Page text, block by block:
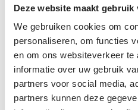
Deze website maakt gebruik
We gebruiken cookies om
personaliseren, om functies
en om ons websiteverkeer
informatie over uw gebruik
partners voor social media,
partners kunnen deze
gelijkaardige technische
Minstens 5 jaar ervaring
in een industriële
Ervaring met
optimalisaties
Sterke analytische
gestructureerde aanpak